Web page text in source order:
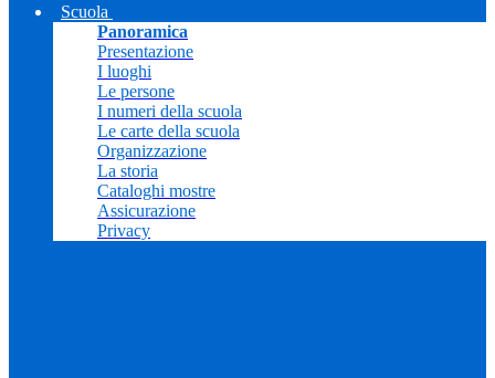
Scuola
Panoramica
Presentazione
I luoghi
Le persone
I numeri della scuola
Le carte della scuola
Organizzazione
La storia
Cataloghi mostre
Assicurazione
Privacy